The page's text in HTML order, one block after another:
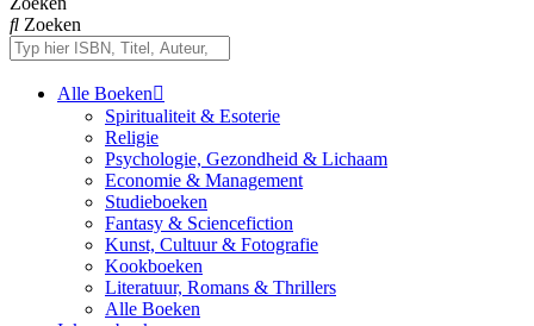
Zoeken
Alle Boeken
Spiritualiteit & Esoterie
Religie
Psychologie, Gezondheid & Lichaam
Economie & Management
Studieboeken
Fantasy & Sciencefiction
Kunst, Cultuur & Fotografie
Kookboeken
Literatuur, Romans & Thrillers
Alle Boeken